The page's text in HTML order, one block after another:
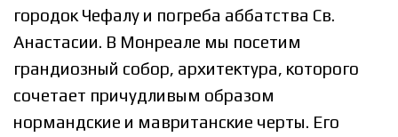
городок Чефалу и погреба аббатства Св.
Анастасии. В Монреале мы посетим
грандиозный собор, архитектура, которого
сочетает причудливым образом
нормандские и мавританские черты. Его